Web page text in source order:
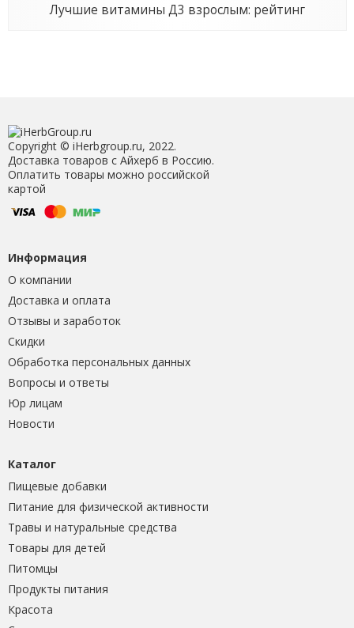
Лучшие витамины Д3 взрослым: рейтинг
Copyright © iHerbgroup.ru, 2022.
Доставка товаров с Айхерб в Россию.
Оплатить товары можно российской
картой
Информация
О компании
Доставка и оплата
Отзывы и заработок
Скидки
Обработка персональных данных
Вопросы и ответы
Юр лицам
Новости
Каталог
Пищевые добавки
Питание для физической активности
Травы и натуральные средства
Товары для детей
Питомцы
Продукты питания
Красота